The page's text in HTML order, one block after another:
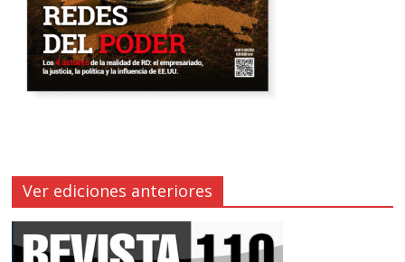
Ver ediciones anteriores